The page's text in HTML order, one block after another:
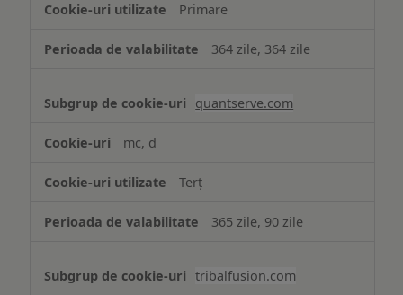
Primare
364 zile, 364 zile
quantserve.com
mc, d
Terț
365 zile, 90 zile
tribalfusion.com